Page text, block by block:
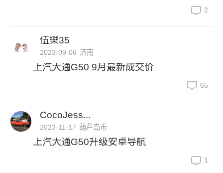
2
伍樂35
2023-09-06 济南
上汽大通G50 9月最新成交价
65
CocoJess...
2023-11-17 葫芦岛市
上汽大通G50升级安卓导航
1